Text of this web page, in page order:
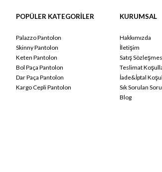
POPÜLER KATEGORİLER
Palazzo Pantolon
Skinny Pantolon
Keten Pantolon
Bol Paça Pantolon
Dar Paça Pantolon
Kargo Cepli Pantolon
KURUMSAL
Hakkımızda
İletişim
Satış
Teslimat
İade&İptal
Sık Sorulan
Blog